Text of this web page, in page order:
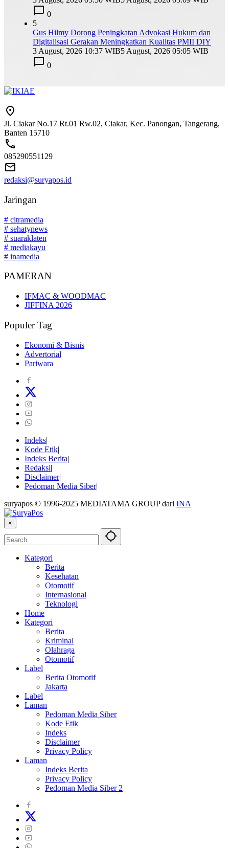
0
5
Gus Hilmy Dorong Peningkatan Advokasi Hukum dan
Digitalisasi Gerakan Meningkatkan Kualitas PMII DIY
3 August, 2026 10:37 WIB5 August, 2026 05:05 WIB
0
Jl. Ciakar No.17 Rt.01 Rw.02, Ciakar, Kec. Panongan, Tangerang,
Banten 15710
085290551129
redaksi@suryapos.id
Jaringan
# citramedia
# sehatynews
# suaraklaten
# mediakayu
# inamedia
PAMERAN
IFMAC & WOODMAC
JIFFINA 2026
Populer Tag
Ekonomi & Bisnis
Advertorial
Pariwara
Indeks
Kode Etik
Indeks Berita
Redaksi
Disclaimer
Pedoman Media Siber
suryapos © 1996-2025 MEDIATAMA GROUP dari INA
×
Kategori
Berita
Kesehatan
Otomotif
Internasional
Teknologi
Home
Kategori
Berita
Kriminal
Olahraga
Otomotif
Label
Berita Otomotif
Jakarta
Label
Laman
Pedoman Media Siber
Kode Etik
Indeks
Disclaimer
Privacy Policy
Laman
Indeks Berita
Privacy Policy
Pedoman Media Siber 2